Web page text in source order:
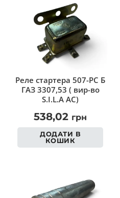
Реле стартера 507-РС Б
ГАЗ 3307,53 ( вир-во
S.I.L.A AC)
538,02 грн
ДОДАТИ В
КОШИК